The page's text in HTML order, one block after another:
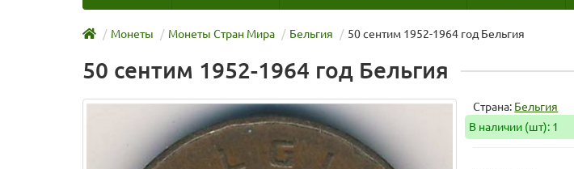
Монеты Монеты Стран Мира Бельгия 50 сентим 1952-1964 год Бельгия
50 сентим 1952-1964 год Бельгия
Страна: Бельгия
В наличии (шт): 1